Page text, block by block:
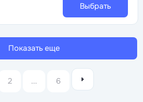
Выбрать
Показать еще
2 ... 6